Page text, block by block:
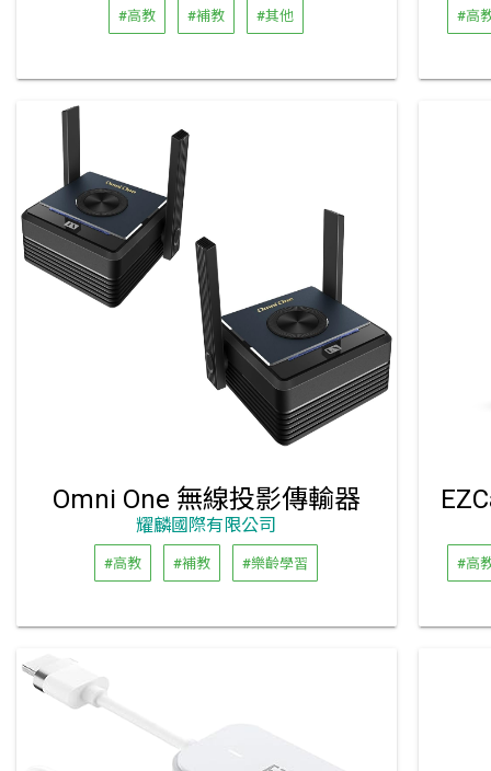
#高教 #補教 #其他 #高
Omni One 無線投影傳輸器
耀麟國際有限公司
#高教 #補教 #樂齡學習 #高